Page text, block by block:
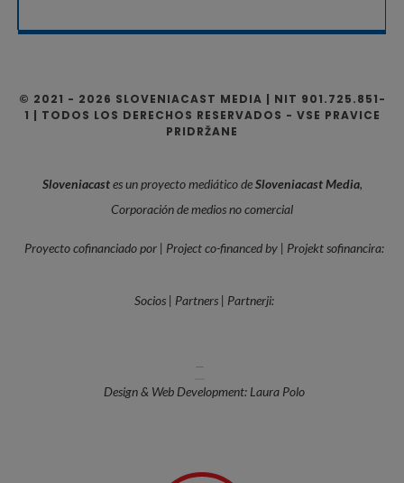
© 2021 - 2026 SLOVENIACAST MEDIA | NIT 901.725.851-
1 | TODOS LOS DERECHOS RESERVADOS - VSE PRAVICE
PRIDRŽANE
Sloveniacastes un proyecto mediático deSloveniacast Media,
Corporación de medios no comercial
Proyecto cofinanciado por | Project co-financed by | Projekt sofinancira:
Socios | Partners | Partnerji:
—
Design & Web Development: Laura Polo